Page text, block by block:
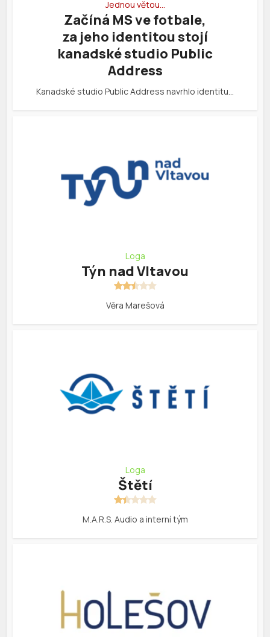
Jednou větou…
Začíná MS ve fotbale,
za jeho identitou stojí
kanadské studio Public
Address
Kanadské studio Public Address navrhlo identitu…
Loga
Týn nad Vltavou
Věra Marešová
Loga
Štětí
M.A.R.S. Audio a interní tým